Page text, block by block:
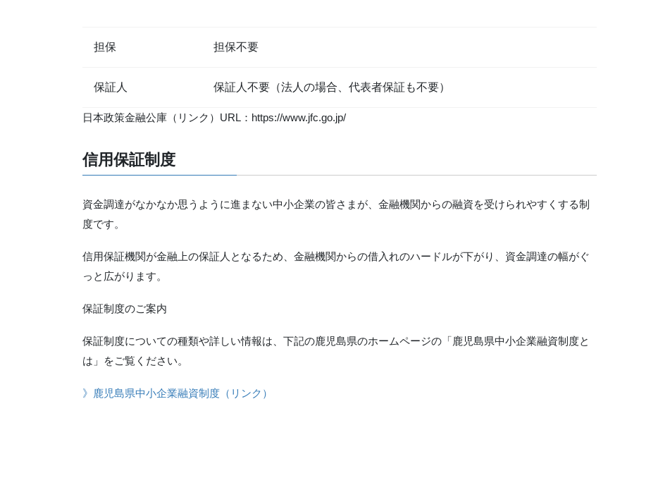
担保 担保不要
保証人 保証人不要（法人の場合、代表者保証も不要）
日本政策金融公庫（リンク）URL：https://www.jfc.go.jp/
信用保証制度
資金調達がなかなか思うように進まない中小企業の皆さまが、金融機関からの融資を受けられやすくする制
度です。
信用保証機関が金融上の保証人となるため、金融機関からの借入れのハードルが下がり、資金調達の幅がぐ
っと広がります。
保証制度のご案内
保証制度についての種類や詳しい情報は、下記の鹿児島県のホームページの「鹿児島県中小企業融資制度と
は」をご覧ください。
》鹿児島県中小企業融資制度（リンク）